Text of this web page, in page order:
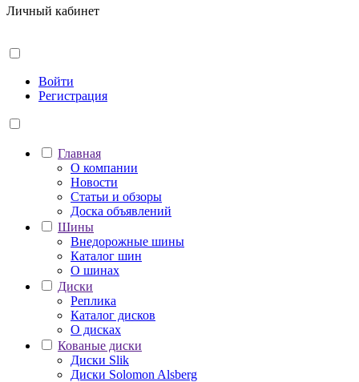
Личный кабинет
Войти
Регистрация
Главная
О компании
Новости
Статьи и обзоры
Доска объявлений
Шины
Внедорожные шины
Каталог шин
О шинах
Диски
Реплика
Каталог дисков
О дисках
Кованые диски
Диски Slik
Диски Solomon Alsberg